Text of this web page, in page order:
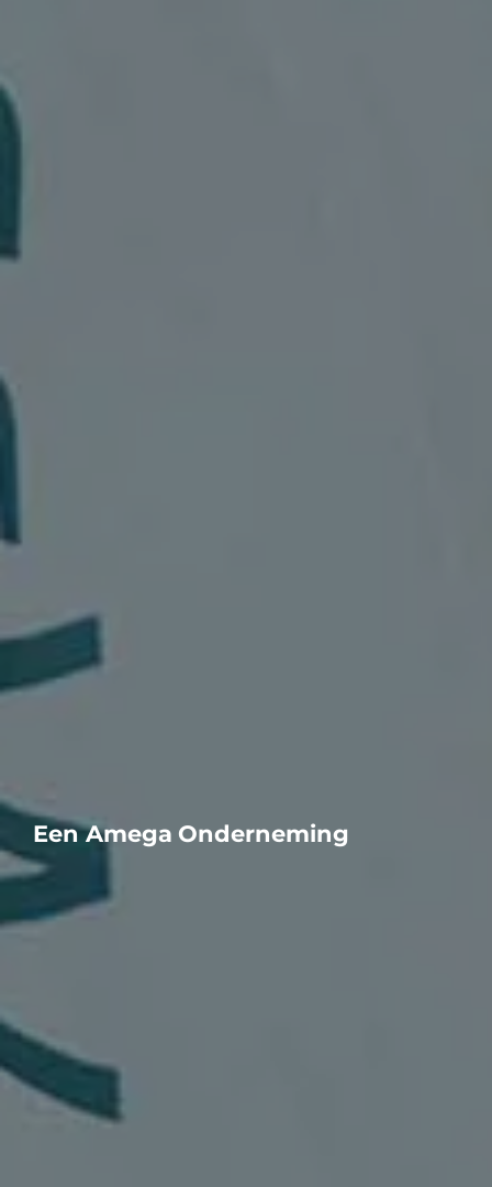
Een Amega Onderneming